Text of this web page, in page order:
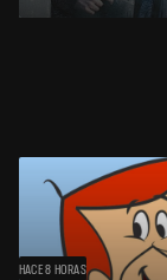
HACE 8 HORAS